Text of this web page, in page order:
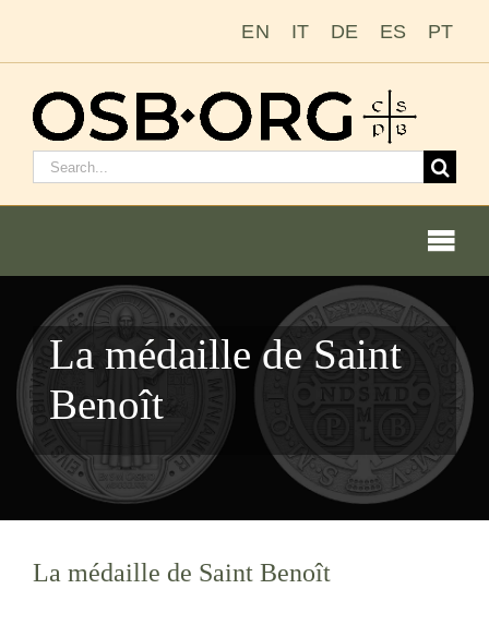
EN IT DE ES PT
Rechercher
Nos racines
L’ordre bénédictin
Devenir moine ou moniale
La médaille de Saint Benoît
La médaille de Saint
Benoît
La médaille de Saint Benoît